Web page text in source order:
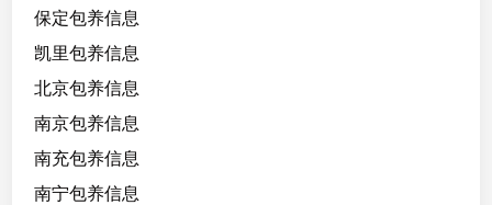
配
度
高
保定包养信息
凯里包养信息
北京包养信息
南京包养信息
南充包养信息
南宁包养信息